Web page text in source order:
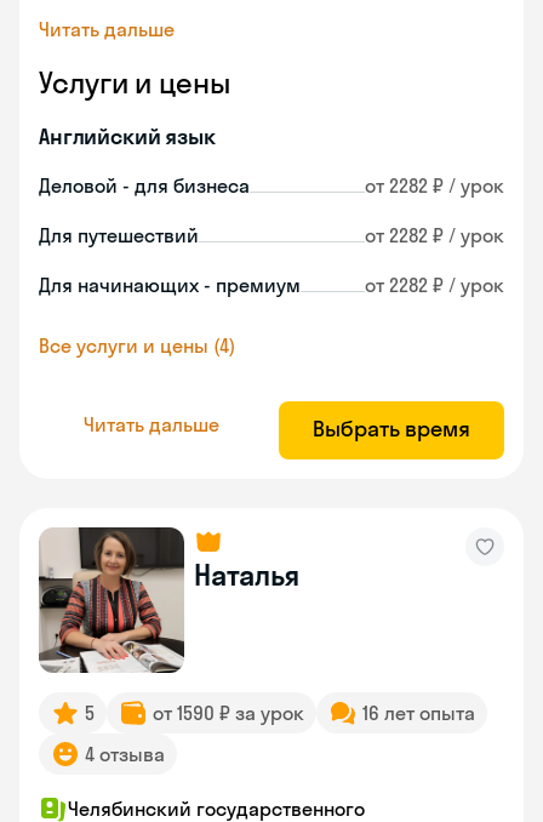
Читать дальше
Услуги и цены
Английский язык
Деловой - для бизнеса от 2282 ₽ / урок
Для путешествий от 2282 ₽ / урок
Для начинающих - премиум от 2282 ₽ / урок
Все услуги и цены (4)
Читать дальше Выбрать время
Наталья
5 от 1590 ₽ за урок
16 лет опыта
4 отзыва
Челябинский государственного